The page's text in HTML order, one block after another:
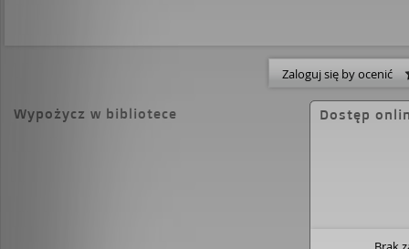
Zaloguj się by ocenić
Wypożycz w bibliotece Dostęp